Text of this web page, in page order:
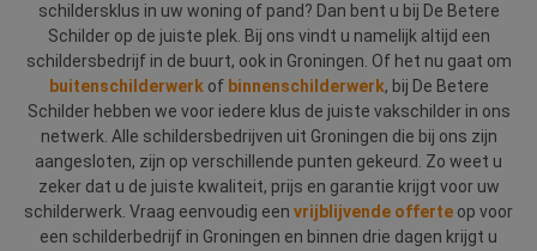
Tools
Kennisbank
Partners
Infopakket
Zoeken naar een schilder
Tips
Garantie
Service
Waarom de betere schilder?
DIRECT EEN OFFERTE
Over ons
Nieuws & blog
schildersklus in uw woning of pand? Dan bent u bij De Betere
Schilder op de juiste plek. Bij ons vindt u namelijk altijd een
schildersbedrijf in de buurt, ook in Groningen. Of het nu gaat om
buitenschilderwerkof binnenschilderwerk, bij De Betere
Schilder hebben we voor iedere klus de juiste vakschilder in ons
netwerk. Alle schildersbedrijven uit Groningen die bij ons zijn
aangesloten, zijn op verschillende punten gekeurd. Zo weet u
zeker dat u de juiste kwaliteit, prijs en garantie krijgt voor uw
schilderwerk. Vraag eenvoudig een vrijblijvende offerte op voor
een schilderbedrijf in Groningen en binnen drie dagen krijgt u